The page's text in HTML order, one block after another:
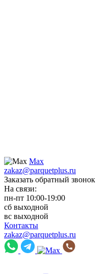
Max
zakaz@parquetplus.ru
Заказать обратный звонок
На связи:
пн-пт 10:00-19:00
сб выходной
вс выходной
Контакты
zakaz@parquetplus.ru